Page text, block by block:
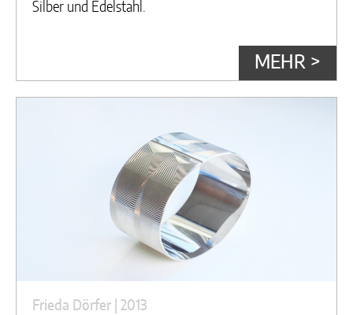
Silber und Edelstahl.
MEHR >
Frieda Dörfer | 2013